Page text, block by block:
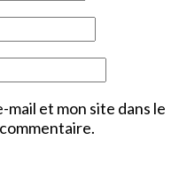
et mon site dans le